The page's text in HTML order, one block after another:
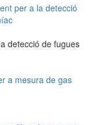
detecció de fugues